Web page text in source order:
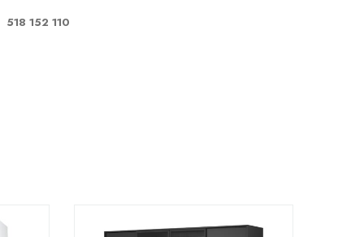
518 152 110